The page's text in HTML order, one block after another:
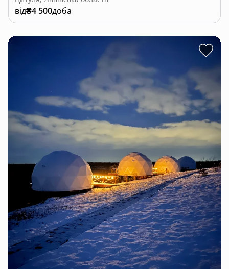
від₴4 500доба